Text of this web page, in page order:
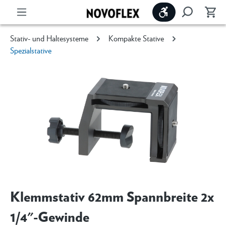
Werkzeugleiste
Stativ- und Haltesysteme
Kompakte Stative
Spezialstative
Klemmstativ 62mm Spannbreite 2x
1/4"-Gewinde